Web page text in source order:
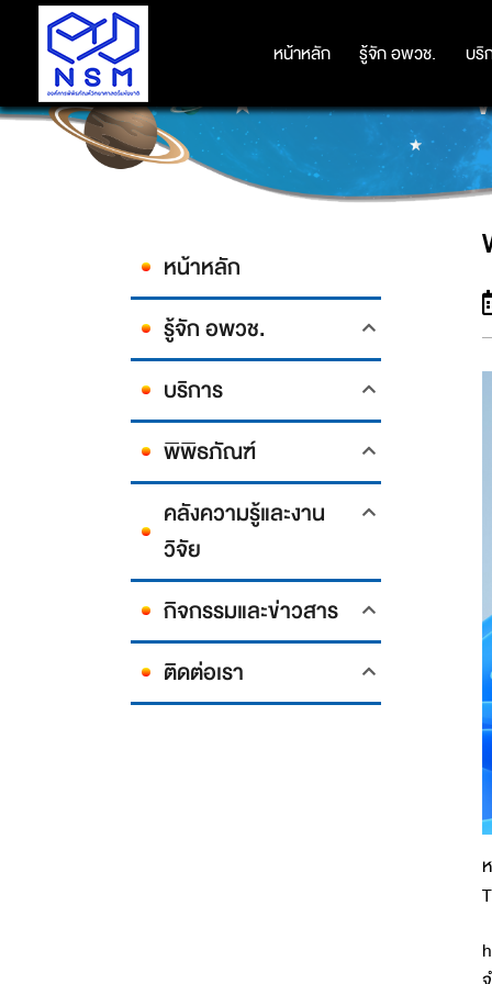
หน้าหลัก รู้จัก อพวช. บริ
หน้าหลัก รู้จัก อพวช. บริ
หน้าหลัก
รู้จัก อพวช.
บริการ
พิพิธภัณฑ์
คลังความรู้และงาน
วิจัย
กิจกรรมและข่าวสาร
ติดต่อเรา